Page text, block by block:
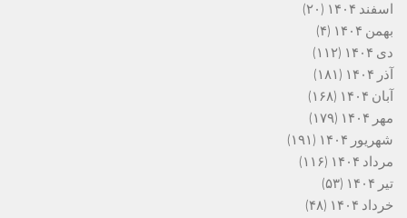
اسفند ۱۴۰۴
(۲۰)
بهمن ۱۴۰۴
(۴)
دی ۱۴۰۴
(۱۱۲)
آذر ۱۴۰۴
(۱۸۱)
آبان ۱۴۰۴
(۱۶۸)
مهر ۱۴۰۴
(۱۷۹)
شهریور ۱۴۰۴
(۱۹۱)
مرداد ۱۴۰۴
(۱۱۶)
تیر ۱۴۰۴
(۵۳)
خرداد ۱۴۰۴
(۴۸)